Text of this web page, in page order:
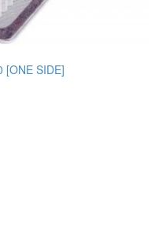
[ONE SIDE]